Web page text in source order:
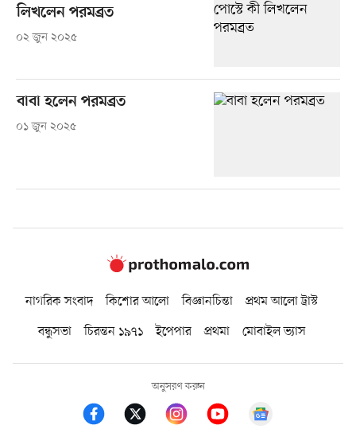
লিখলেন পরমব্রত
০২ জুন ২০২৫
বাবা হলেন পরমব্রত
০১ জুন ২০২৫
নাগরিক সংবাদ কিশোর আলো বিজ্ঞানচিন্তা
প্রথম আলো ট্রাস্ট
বন্ধুসভা
চিরন্তন ১৯৭১ ইপেপার প্রথমা মোবাইল ভ্যাস
অনুসরণ করুন